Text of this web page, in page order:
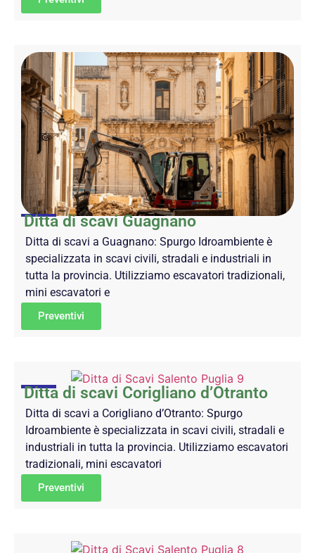
Ditta di scavi Guagnano
Ditta di scavi a Guagnano: Spurgo Idroambiente è
specializzata in scavi civili, stradali e industriali in
tutta la provincia. Utilizziamo escavatori tradizionali,
mini escavatori e
Preventivi
Ditta di scavi Corigliano d’Otranto
Ditta di scavi a Corigliano d’Otranto: Spurgo
Idroambiente è specializzata in scavi civili, stradali e
industriali in tutta la provincia. Utilizziamo escavatori
tradizionali, mini escavatori
Preventivi